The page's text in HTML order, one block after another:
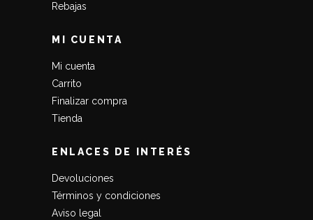
Rebajas
MI CUENTA
Mi cuenta
Carrito
Finalizar compra
Tienda
ENLACES DE INTERÉS
Devoluciones
Términos y condiciones
Aviso legal